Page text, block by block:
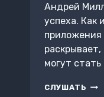
Андрей
успеха. Как
приложения
могут
СЛУШАТЬ